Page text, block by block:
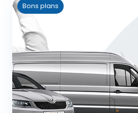
Bons plans